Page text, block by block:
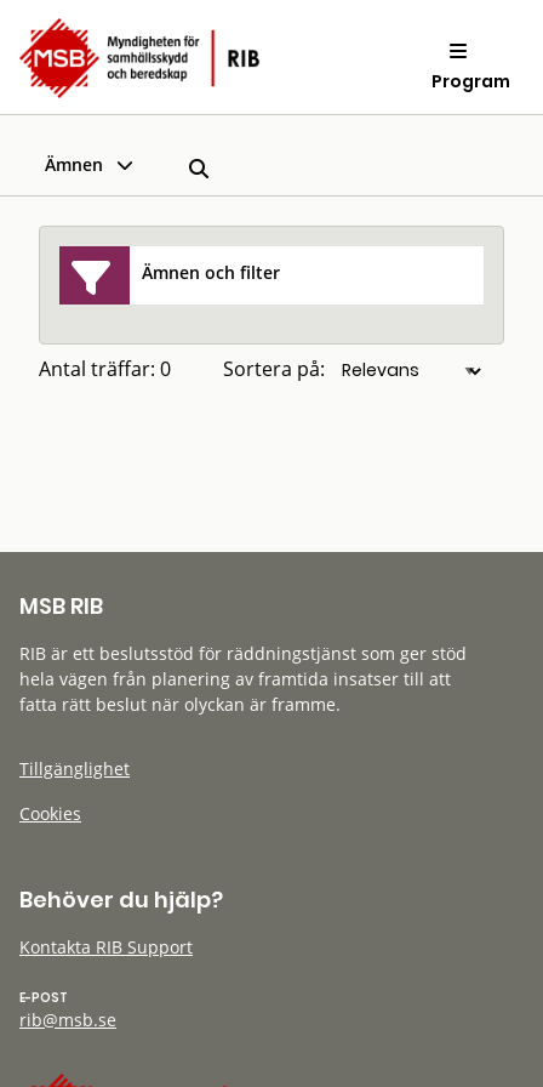
Program
Ämnen
Ämnen och filter
Antal träffar: 0 Sortera på:
MSB RIB
RIB är ett beslutsstöd för räddningstjänst som ger stöd
hela vägen från planering av framtida insatser till att
fatta rätt beslut när olyckan är framme.
Tillgänglighet
Cookies
Behöver du hjälp?
Kontakta RIB Support
E-POST
rib@msb.se